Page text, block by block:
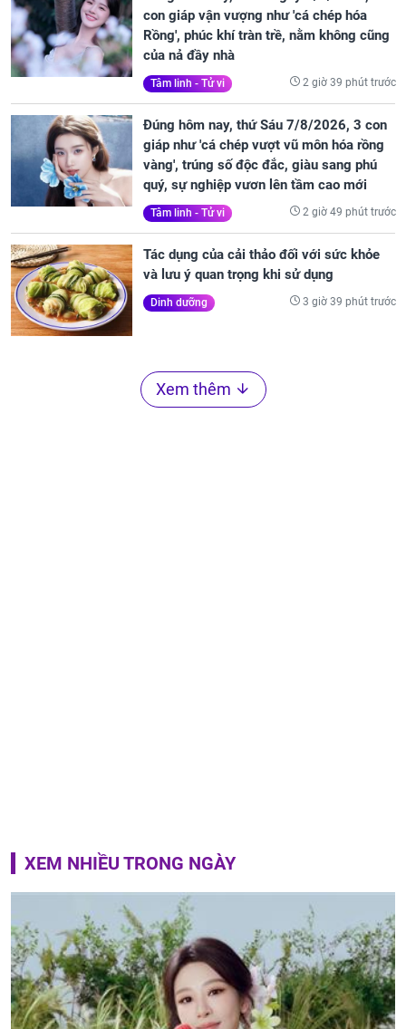
con giáp vận vượng như 'cá chép hóa
Rồng', phúc khí tràn trề, nằm không cũng
của nả đầy nhà
Tâm linh - Tử vi 2 giờ 39 phút trước
Đúng hôm nay, thứ Sáu 7/8/2026, 3 con
giáp như 'cá chép vượt vũ môn hóa rồng
vàng', trúng số độc đắc, giàu sang phú
quý, sự nghiệp vươn lên tầm cao mới
Tâm linh - Tử vi 2 giờ 49 phút trước
Tác dụng của cải thảo đối với sức khỏe
và lưu ý quan trọng khi sử dụng
Dinh dưỡng 3 giờ 39 phút trước
Xem thêm
XEM NHIỀU TRONG NGÀY